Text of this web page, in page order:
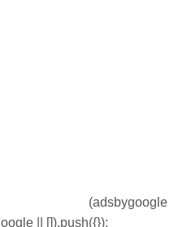
(adsbygoogle
|| []).push({});